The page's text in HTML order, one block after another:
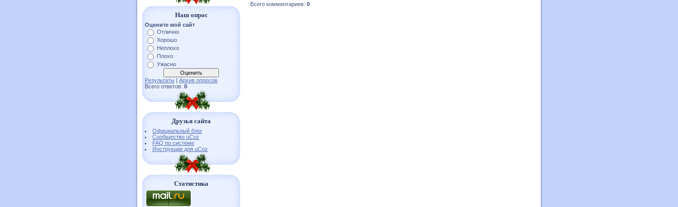
Наш опрос
Оцените мой сайт
Отлично
Хорошо
Неплохо
Плохо
Ужасно
Результаты | Архив опросов
Всего ответов: 0
Друзья сайта
Официальный блог
Сообщество uCoz
FAQ по системе
Инструкции для uCoz
Статистика
Всего комментариев: 0